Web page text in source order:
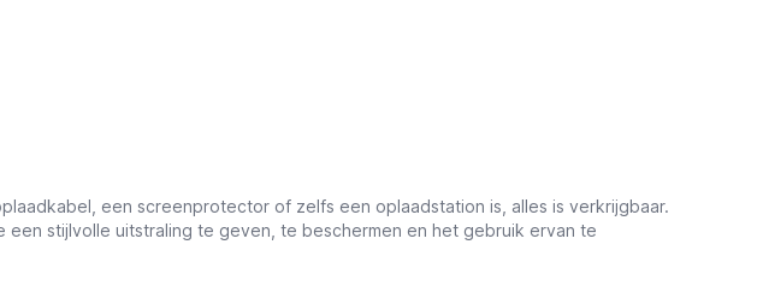
een screenprotector of zelfs een oplaadstation is, alles is verkrijgbaar.
stijlvolle uitstraling te geven, te beschermen en het gebruik ervan te